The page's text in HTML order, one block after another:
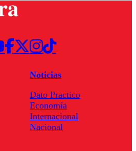
Noticias
Dato Practico
Economía
Internacional
Nacional